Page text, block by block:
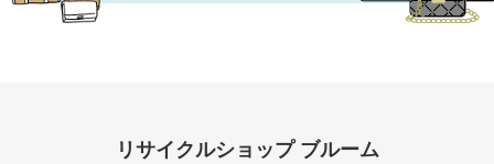
リサイクルショップ ブルーム